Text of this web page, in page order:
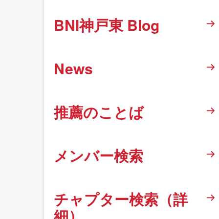
BNI神戸東 Blog
News
推薦のことば
メンバー検索
チャプター検索（詳